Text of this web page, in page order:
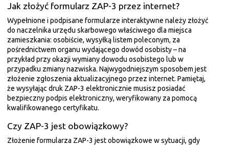
Jak złożyć formularz ZAP-3 przez internet?
Wypełnione i podpisane formularze interaktywne należy złożyć
do naczelnika urzędu skarbowego właściwego dla miejsca
zamieszkania: osobiście, wysyłką listem poleconym, za
pośrednictwem organu wydającego dowód osobisty – na
przykład przy okazji wymiany dowodu osobistego lub w
przypadku zmiany nazwiska. Najwygodniejszym sposobem jest
złożenie zgłoszenia aktualizacyjnego przez internet. Pamiętaj,
że wysyłając druk ZAP-3 elektronicznie musisz posiadać
bezpieczny podpis elektroniczny, weryfikowany za pomocą
kwalifikowanego certyfikatu.
Czy ZAP-3 jest obowiązkowy?
Złożenie formularza ZAP-3 jest obowiązkowe w sytuacji, gdy